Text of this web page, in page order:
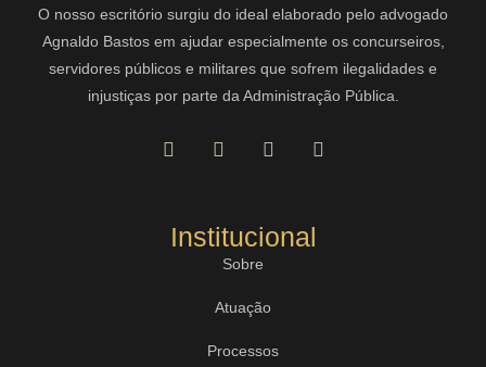
O nosso escritório surgiu do ideal elaborado pelo advogado
Agnaldo Bastos em ajudar especialmente os concurseiros,
servidores públicos e militares que sofrem ilegalidades e
injustiças por parte da Administração Pública.
Institucional
Sobre
Atuação
Processos